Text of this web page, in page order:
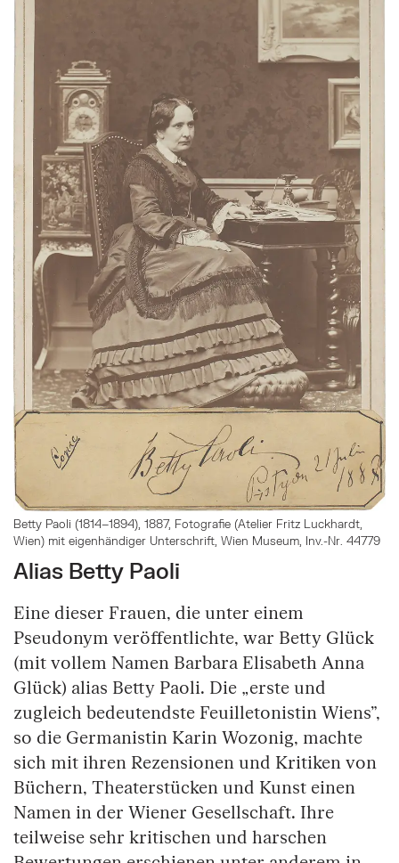
Betty Paoli (1814–1894), 1887, Fotografie (Atelier Fritz Luckhardt,
Wien) mit eigenhändiger Unterschrift, Wien Museum, Inv.-Nr. 44779
Alias Betty Paoli
Eine dieser Frauen, die unter einem
Pseudonym veröffentlichte, war Betty Glück
(mit vollem Namen Barbara Elisabeth Anna
Glück) alias Betty Paoli. Die „erste und
zugleich bedeutendste Feuilletonistin Wiens”,
so die Germanistin Karin Wozonig, machte
sich mit ihren Rezensionen und Kritiken von
Büchern, Theaterstücken und Kunst einen
Namen in der Wiener Gesellschaft. Ihre
teilweise sehr kritischen und harschen